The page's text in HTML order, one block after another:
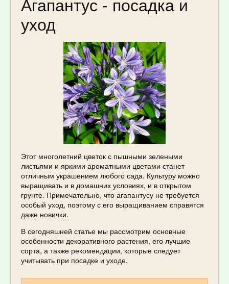
уход
Этот многолетний цветок с пышными зелеными
листьями и яркими ароматными цветами станет
отличным украшением любого сада. Культуру можно
выращивать и в домашних условиях, и в открытом
грунте. Примечательно, что агапантусу не требуется
особый уход, поэтому с его выращиванием справятся
даже новички.
В сегодняшней статье мы рассмотрим основные
особенности декоративного растения, его лучшие
сорта, а также рекомендации, которые следует
учитывать при посадке и уходе.